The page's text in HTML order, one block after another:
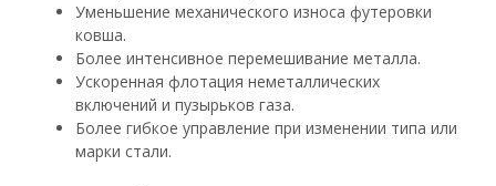
Уменьшение механического износа футеровки
ковша.
Более интенсивное перемешивание металла.
Ускоренная флотация неметаллических
включений и пузырьков газа.
Более гибкое управление при изменении типа или
марки стали.